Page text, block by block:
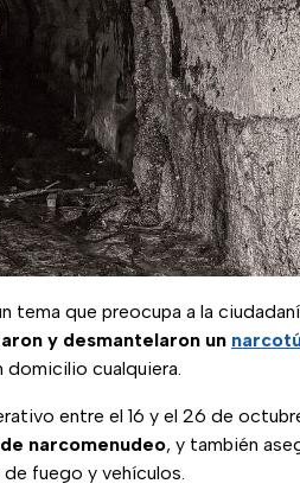
tema que preocupa a la
y desmantelaron un
domicilio cualquiera.
entre el 16 y el 26 de
narcomenudeo, y también
fuego y vehículos.